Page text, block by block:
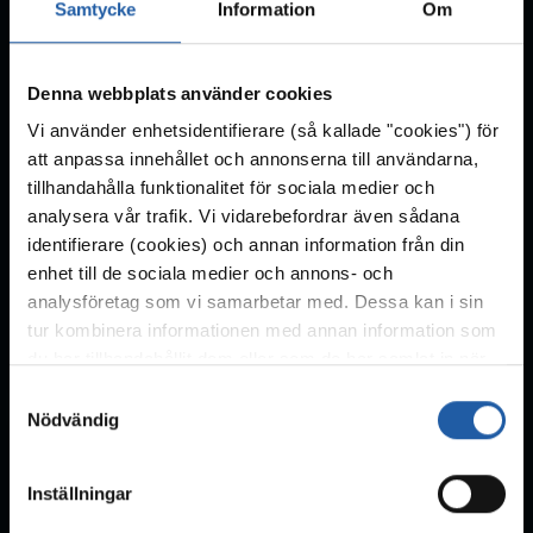
Samtycke Information Om
Denna webbplats använder cookies
Vi använder enhetsidentifierare (så kallade "cookies") för
att anpassa innehållet och annonserna till användarna,
tillhandahålla funktionalitet för sociala medier och
analysera vår trafik. Vi vidarebefordrar även sådana
identifierare (cookies) och annan information från din
enhet till de sociala medier och annons- och
analysföretag som vi samarbetar med. Dessa kan i sin
tur kombinera informationen med annan information som
sidancookies
Nödvändig
Inställningar
Submarine Hall
Track: 301–310